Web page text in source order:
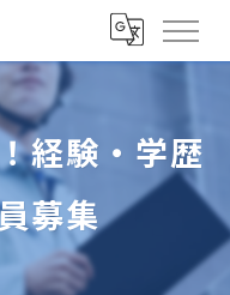
経験・学歴
募集